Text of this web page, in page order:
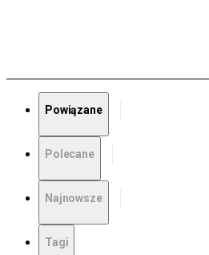
Powiązane
Polecane
Najnowsze
Tagi